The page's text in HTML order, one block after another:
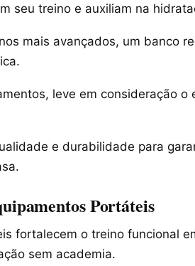
seu treino e auxiliam na
mais avançados, um banco
leve em consideração o
e durabilidade para
Portáteis
fortalecem o treino funcional
sem academia.